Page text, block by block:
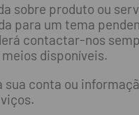
sobre produto ou
para um tema
contactar-nos
disponíveis.
sua conta ou